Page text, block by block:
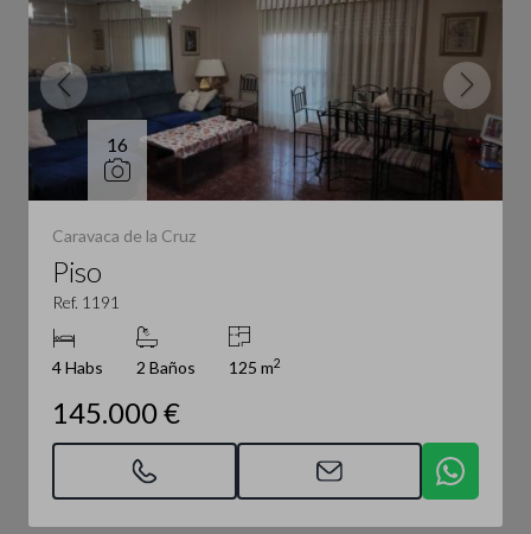
16
Caravaca de la Cruz
Piso
Ref. 1191
4 Habs 2 Baños 125 m2
145.000 €